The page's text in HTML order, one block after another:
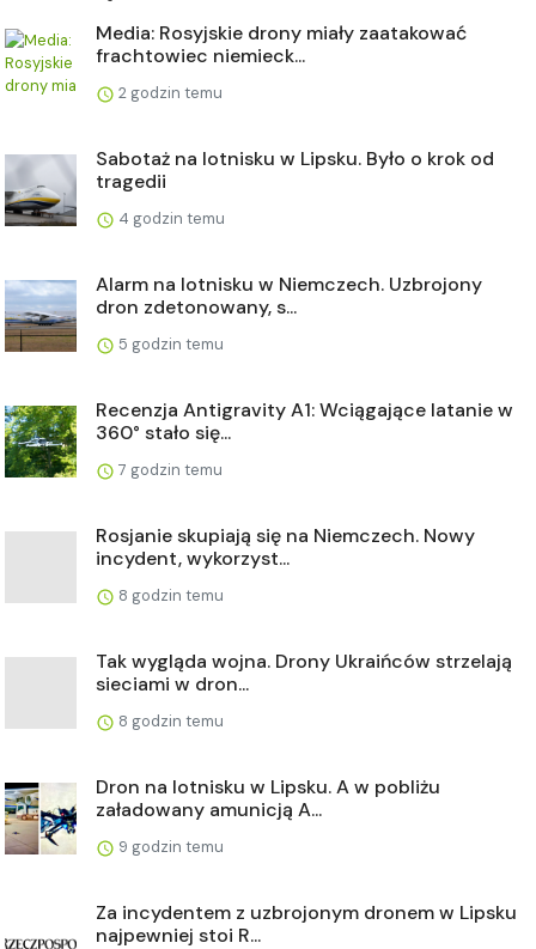
Media: Rosyjskie drony miały zaatakować
frachtowiec niemieck...
2 godzin temu
Sabotaż na lotnisku w Lipsku. Było o krok od
tragedii
4 godzin temu
Alarm na lotnisku w Niemczech. Uzbrojony
dron zdetonowany, s...
5 godzin temu
Recenzja Antigravity A1: Wciągające latanie w
360° stało się...
7 godzin temu
Rosjanie skupiają się na Niemczech. Nowy
incydent, wykorzyst...
8 godzin temu
Tak wygląda wojna. Drony Ukraińców strzelają
sieciami w dron...
8 godzin temu
Dron na lotnisku w Lipsku. A w pobliżu
załadowany amunicją A...
9 godzin temu
Za incydentem z uzbrojonym dronem w Lipsku
najpewniej stoi R...